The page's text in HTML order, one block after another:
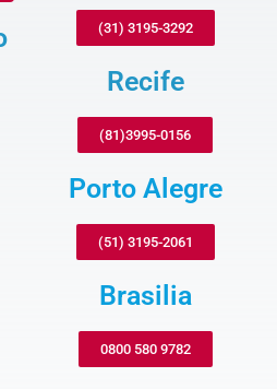
(31) 3195-3292
Recife
(81)3995-0156
Porto Alegre
(51) 3195-2061
Brasilia
0800 580 9782